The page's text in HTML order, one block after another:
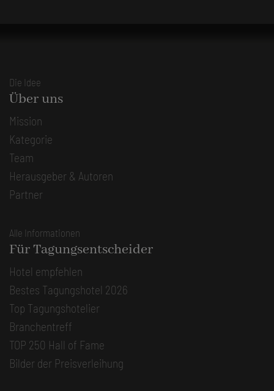
Die Idee
Über uns
Mission
Kategorie
Team
Herausgeber & Autoren
Partner
Alle Informationen
Für Tagungsentscheider
Hotel empfehlen
Bestes Tagungshotel 2026
Top Tagungshotelier
Branchentreff
TOP 250 Hall of Fame
Bilder der Preisverleihung